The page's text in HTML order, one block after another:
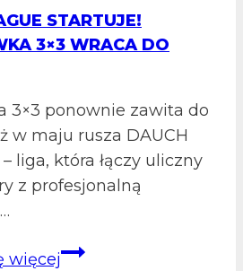
5
sezonach
STARTUJE!
3×3 WRACA DO
3×3 ponownie zawita do
w maju rusza DAUCH
liga, która łączy uliczny
z profesjonalną
więcejDAUCH